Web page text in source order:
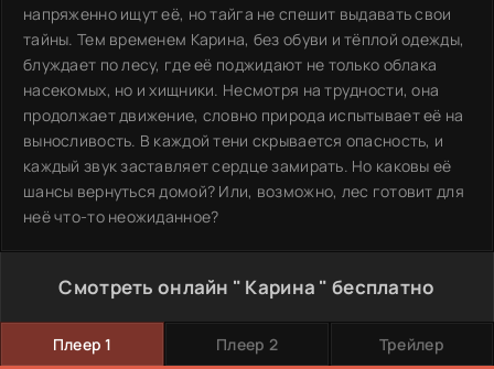
напряженно ищут её, но тайга не спешит выдавать свои
тайны. Тем временем Карина, без обуви и тёплой одежды,
блуждает по лесу, где её поджидают не только облака
насекомых, но и хищники. Несмотря на трудности, она
продолжает движение, словно природа испытывает её на
выносливость. В каждой тени скрывается опасность, и
каждый звук заставляет сердце замирать. Но каковы её
шансы вернуться домой? Или, возможно, лес готовит для
неё что-то неожиданное?
Смотреть онлайн " Карина " бесплатно
Плеер 1 Плеер 2 Трейлер